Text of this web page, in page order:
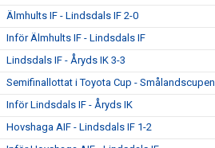
Älmhults IF - Lindsdals IF 2-0
Inför Älmhults IF - Lindsdals IF
Lindsdals IF - Åryds IK 3-3
Semifinallottat i Toyota Cup - Smålandscupen
Inför Lindsdals IF - Åryds IK
Hovshaga AIF - Lindsdals IF 1-2